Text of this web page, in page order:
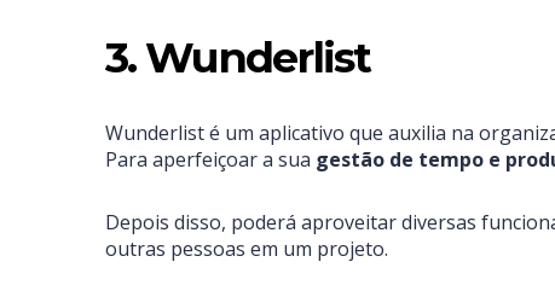
3. Wunderlist
Wunderlist é um aplicativo que auxilia na
Para aperfeiçoar a sua gestão de tempo e
Depois disso, poderá aproveitar diversas
outras pessoas em um projeto.